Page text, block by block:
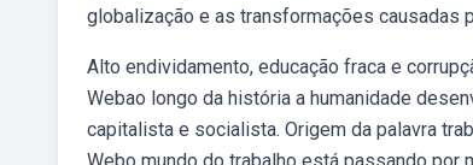
globalização e as transformações causadas
Alto endividamento, educação fraca e
Webao longo da história a humanidade
capitalista e socialista. Origem da palavra